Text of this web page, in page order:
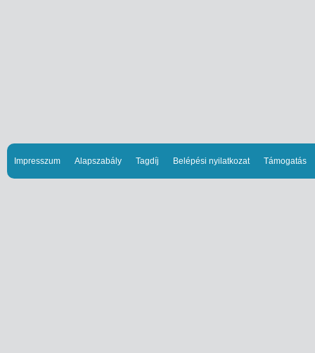
Impresszum Alapszabály Tagdíj Belépési nyilatkozat Támogatás